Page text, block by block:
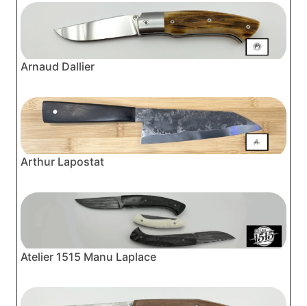
Arnaud Dallier
Arthur Lapostat
Atelier 1515 Manu Laplace